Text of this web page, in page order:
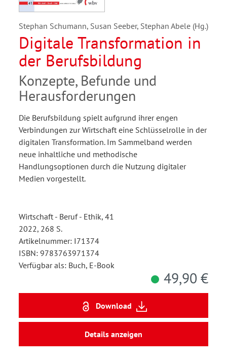
Stephan Schumann, Susan Seeber, Stephan Abele (Hg.)
Digitale Transformation in
der Berufsbildung
Konzepte, Befunde und
Herausforderungen
Die Berufsbildung spielt aufgrund ihrer engen
Verbindungen zur Wirtschaft eine Schlüsselrolle in der
digitalen Transformation. Im Sammelband werden
neue inhaltliche und methodische
Handlungsoptionen durch die Nutzung digitaler
Medien vorgestellt.
Wirtschaft - Beruf - Ethik, 41
2022, 268 S.
Artikelnummer: I71374
ISBN: 9783763971374
Verfügbar als: Buch, E-Book
49,90 €
Download
Details anzeigen